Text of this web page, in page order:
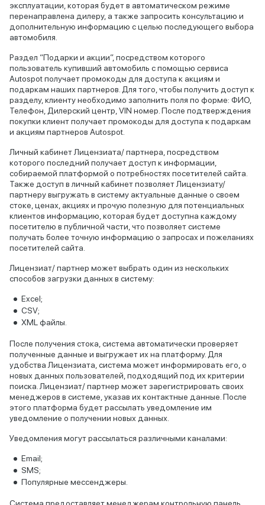
эксплуатации, которая будет в автоматическом режиме
перенаправлена дилеру, а также запросить консультацию и
дополнительную информацию с целью последующего выбора
автомобиля.
Раздел “Подарки и акции”, посредством которого
пользователь купивший автомобиль с помощью сервиса
Autospot получает промокоды для доступа к акциям и
подаркам наших партнеров. Для того, чтобы получить доступ к
разделу, клиенту необходимо заполнить поля по форме: ФИО,
Телефон, Дилерский центр, VIN номер. После подтверждения
покупки клиент получает промокоды для доступа к подаркам
и акциям партнеров Autospot.
Личный кабинет Лицензиата/ партнера, посредством
которого последний получает доступ к информации,
собираемой платформой о потребностях посетителей сайта.
Также доступ в личный кабинет позволяет Лицензиату/
партнеру выгружать в систему актуальные данные о своем
стоке, ценах, акциях и прочую полезную для потенциальных
клиентов информацию, которая будет доступна каждому
посетителю в публичной части, что позволяет системе
получать более точную информацию о запросах и пожеланиях
посетителей сайта.
Лицензиат/ партнер может выбрать один из нескольких
способов загрузки данных в систему:
Excel;
CSV;
XML файлы.
После получения стока, система автоматически проверяет
полученные данные и выгружает их на платформу. Для
удобства Лицензиата, система может информировать его, о
новых данных пользователей, подходящий под их критерии
поиска. Лицензиат/ партнер может зарегистрировать своих
менеджеров в системе, указав их контактные данные. После
этого платформа будет рассылать уведомление им
уведомление о получении новых данных.
Уведомления могут рассылаться различными каналами:
Email;
SMS;
Популярные мессенджеры.